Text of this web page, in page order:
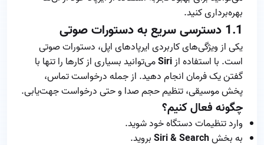
بهره‌برداری کنید.
1.1 دسترسی سریع به دستورات صوتی
یکی از ویژگی‌های کاربردی ایرپادهای اپل، دستورات صوتی
است. با استفاده ازSiriمی‌توانید بسیاری از کارها را تنها با
گفتن یک فرمان انجام دهید. از جمله درخواست تماس،
پخش موسیقی، تنظیم حجم صدا و حتی درخواست جهت‌یابی.
چگونه فعال کنیم؟
وارد تنظیمات دستگاه خود شوید.
به بخشSiri & Searchبروید.